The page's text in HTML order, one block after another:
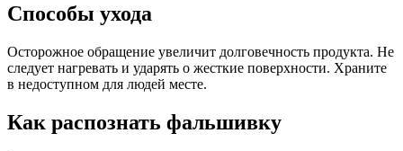
Способы ухода
Осторожное обращение увеличит долговечность продукта. Не
следует нагревать и ударять о жесткие поверхности. Храните
в недоступном для людей месте.
Как распознать фальшивку